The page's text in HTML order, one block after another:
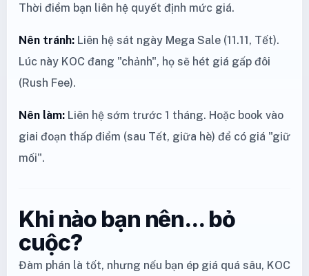
Thời điểm bạn liên hệ quyết định mức giá.
Nên tránh: Liên hệ sát ngày Mega Sale (11.11, Tết).
Lúc này KOC đang "chảnh", họ sẽ hét giá gấp đôi
(Rush Fee).
Nên làm: Liên hệ sớm trước 1 tháng. Hoặc book vào
giai đoạn thấp điểm (sau Tết, giữa hè) để có giá "giữ
mối".
Khi nào bạn nên... bỏ
cuộc?
Đàm phán là tốt, nhưng nếu bạn ép giá quá sâu, KOC